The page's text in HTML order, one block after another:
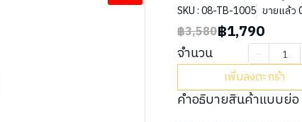
SKU : 08-TB-1005 ขายแล้ว
฿3,580฿1,790
จำนวน
เพิ่มลงตะกร้า
คำอธิบายสินค้าแบบย่อ